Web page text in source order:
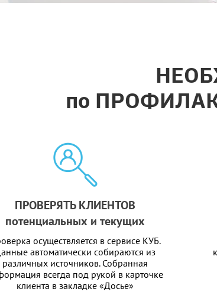
по
ПРОВЕРЯТЬ КЛИЕНТОВ
потенциальных и текущих
осуществляется в сервисе КУБ.
автоматически собираются из
различных источников. Собранная
всегда под рукой в карточке
клиента в закладке «Досье»